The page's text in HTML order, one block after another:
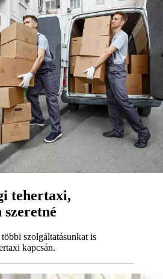
tehertaxi,
szeretné
szolgáltatásunkat is
kapcsán.